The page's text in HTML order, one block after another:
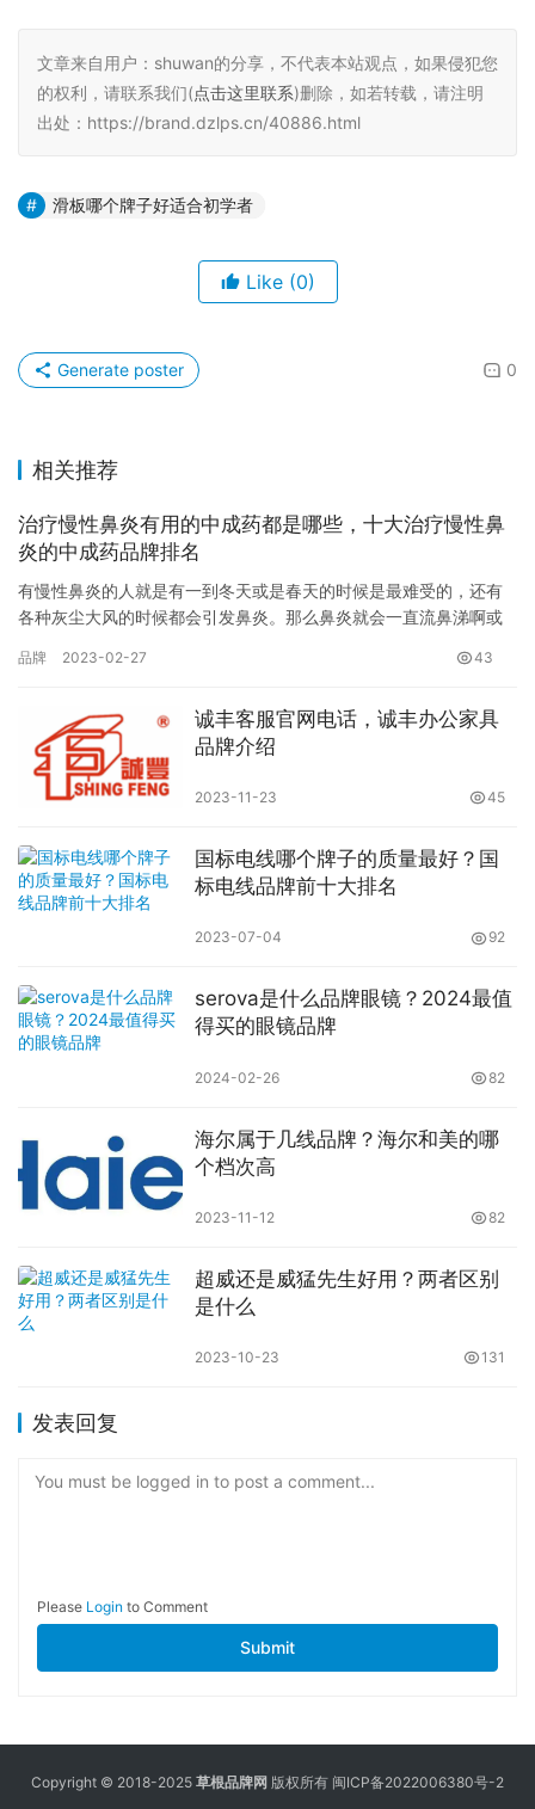
文章来自用户：shuwan的分享，不代表本站观点，如果侵犯您
的权利，请联系我们(点击这里联系)删除，如若转载，请注明
出处：https://brand.dzlps.cn/40886.html
滑板哪个牌子好适合初学者
Like (0)
0
Generate poster
相关推荐
治疗慢性鼻炎有用的中成药都是哪些，十大治疗慢性鼻
炎的中成药品牌排名
有慢性鼻炎的人就是有一到冬天或是春天的时候是最难受的，还有
各种灰尘大风的时候都会引发鼻炎。那么鼻炎就会一直流鼻涕啊或
受的。…
品牌 2023-02-27 43
诚丰客服官网电话，诚丰办公家具
品牌介绍
2023-11-23 45
国标电线哪个牌子的质量最好？国
标电线品牌前十大排名
2023-07-04 92
serova是什么品牌眼镜？2024最值
得买的眼镜品牌
2024-02-26 82
海尔属于几线品牌？海尔和美的哪
个档次高
2023-11-12 82
超威还是威猛先生好用？两者区别
是什么
2023-10-23 131
发表回复
You must be logged in to post a comment...
Please Login to Comment
Submit
Copyright © 2018-2025 草根品牌网 版权所有 闽ICP备2022006380号-2